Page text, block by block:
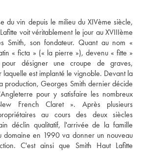
du vin depuis le milieu du XIVème siècle,
voit véritablement le jour au XVIIIème
Smith, son fondateur. Quant au nom «
« ficta » (« la pierre »), devenu « fitte »
désigner une croupe de graves,
laquelle est implanté le vignoble. Devant la
production, Georges Smith dernier décide
pour y satisfaire les nombreux
French Claret ». Après plusieurs
au cours des deux siècles
déclin qualitatif, l'arrivée de la famille
domaine en 1990 va donner un nouveau
C'est ainsi que Smith Haut Lafitte